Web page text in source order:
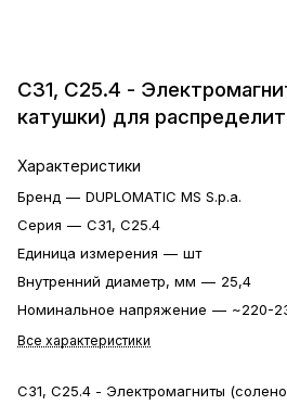
С31, C25.4 -
катушки) для
Характеристики
Бренд — DUPLOMATIC MS S.p.a.
Серия — С31, C25.4
Единица измерения — шт
Внутренний диаметр, мм — 25,4
Номинальное напряжение — ~220-
Все характеристики
С31, C25.4 - Электромагниты